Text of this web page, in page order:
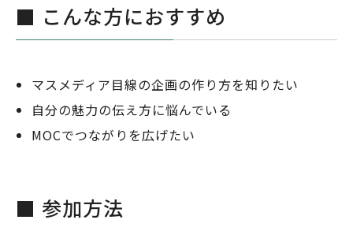
■ こんな方におすすめ
マスメディア目線の企画の作り方を知りたい
自分の魅力の伝え方に悩んでいる
MOCでつながりを広げたい
■ 参加方法